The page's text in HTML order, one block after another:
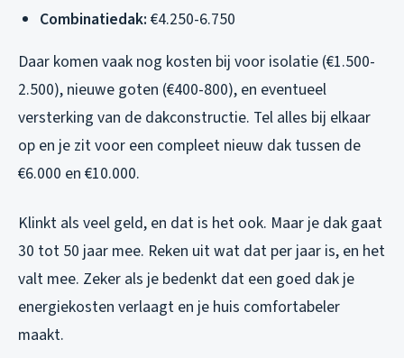
Combinatiedak: €4.250-6.750
Daar komen vaak nog kosten bij voor isolatie (€1.500-
2.500), nieuwe goten (€400-800), en eventueel
versterking van de dakconstructie. Tel alles bij elkaar
op en je zit voor een compleet nieuw dak tussen de
€6.000 en €10.000.
Klinkt als veel geld, en dat is het ook. Maar je dak gaat
30 tot 50 jaar mee. Reken uit wat dat per jaar is, en het
valt mee. Zeker als je bedenkt dat een goed dak je
energiekosten verlaagt en je huis comfortabeler
maakt.